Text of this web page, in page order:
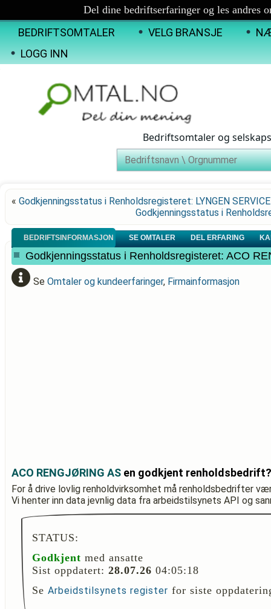
Del dine bedriftserfaringer og les andres
BEDRIFTSOMTALER VELG BRANSJE
LOGG INN
Bedriftsomtaler og
« Godkjenningsstatus i Renholdsregisteret: LYNGEN
Godkjenningsstatus i
BEDRIFTSINFORMASJON SE OMTALER DEL ERFARING
Godkjenningsstatus i Renholdsregisteret: ACO
Se Omtaler og kundeerfaringer, Firmainformasjon
ACO RENGJØRING AS en godkjent renholdsbedrift?
For å drive lovlig renholdvirksomhet må renholdsbedrifter
Vi henter inn data jevnlig data fra arbeidstilsynets API og
STATUS:
Godkjent med ansatte
Sist oppdatert: 28.07.26 04:05:18
Se Arbeidstilsynets register for siste